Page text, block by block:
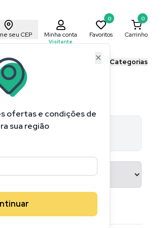
seu CEP
✕
ofertas e condições de
sua região
Minha conta
Visitante
0
Favoritos
0
Carrinho
Blog Cricut Todas as Categorias
75produtos